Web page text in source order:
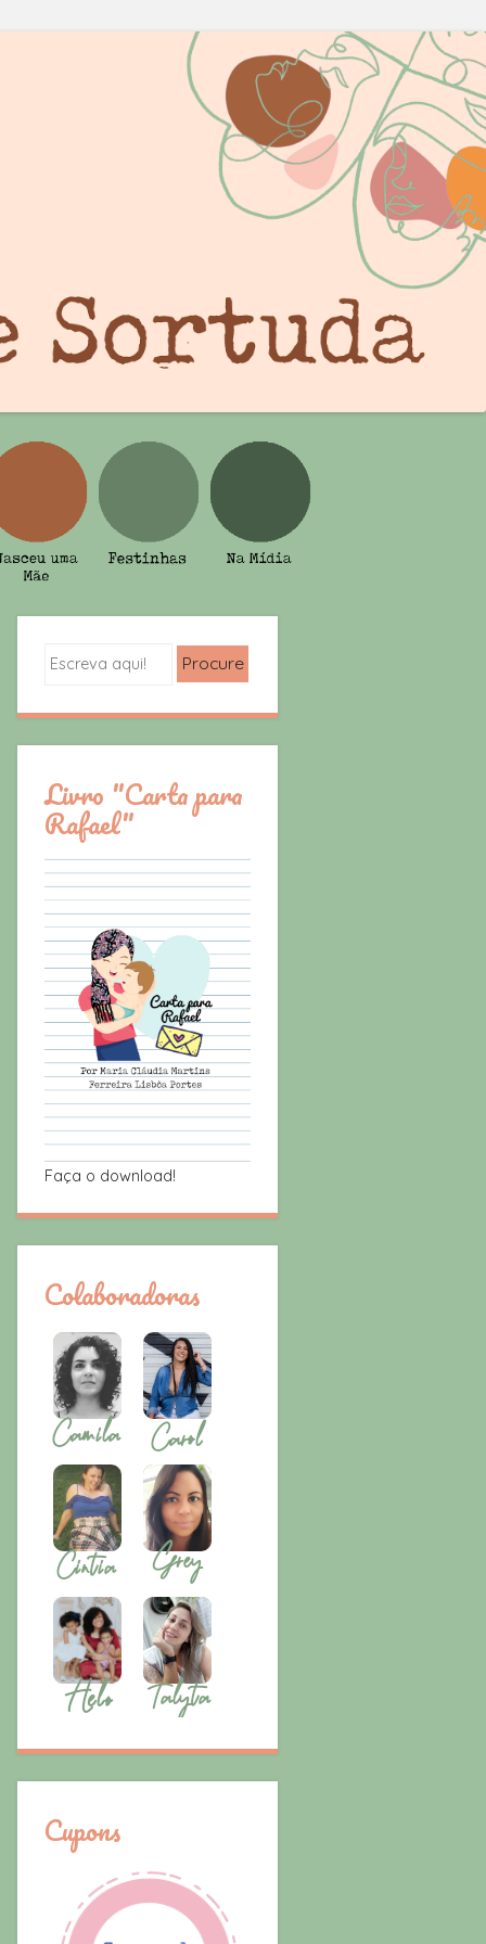
Search
Livro "Carta para
Rafael"
Faça o download!
Colaboradoras
Cupons